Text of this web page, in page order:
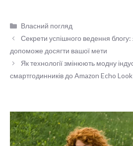
Категорії
Власний погляд
Секрети успішного ведення
допоможе досягти вашої мети
Як технології змінюють модну
смартгодинників до Amazon Echo Look